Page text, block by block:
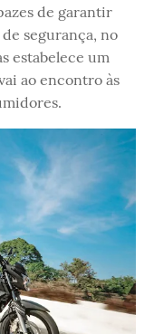
de garantir
segurança, no
estabelece um
ao encontro às